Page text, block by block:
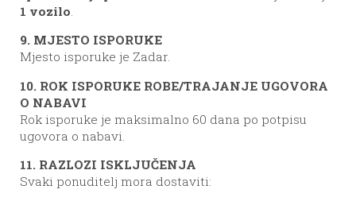
1 vozilo.
9. MJESTO ISPORUKE
Mjesto isporuke je Zadar.
10. ROK ISPORUKE ROBE/TRAJANJE UGOVORA
O NABAVI
Rok isporuke je maksimalno 60 dana po potpisu
ugovora o nabavi.
11. RAZLOZI ISKLJUČENJA
Svaki ponuditelj mora dostaviti: